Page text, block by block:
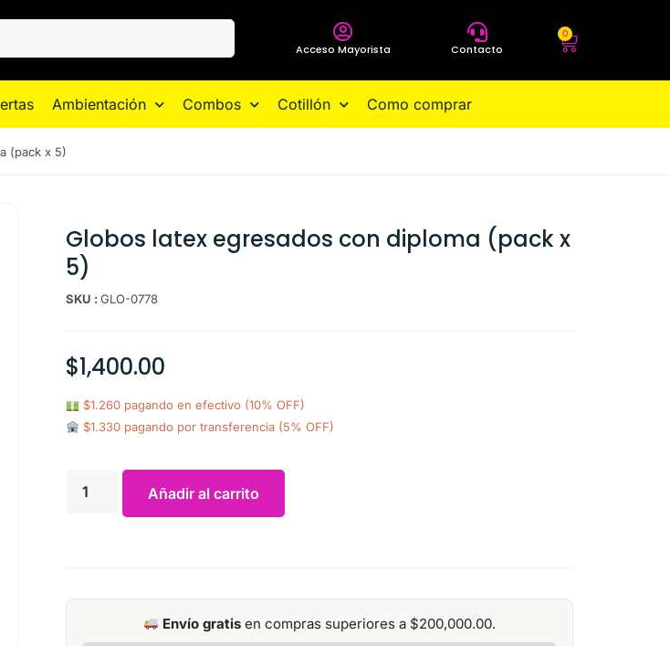
Acceso Mayorista Contacto
0
Ambientación Combos Cotillón Como comprar
(pack x 5)
Globos latex egresados con diploma (pack x
5)
SKU :GLO-0778
$1,400.00
$1.260 pagando en efectivo (10% OFF)
$1.330 pagando por transferencia (5% OFF)
Añadir al carrito
Envío gratis en compras superiores a $200,000.00.